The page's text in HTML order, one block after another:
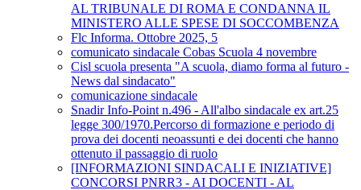
AL TRIBUNALE DI ROMA E CONDANNA IL
MINISTERO ALLE SPESE DI SOCCOMBENZA
Flc Informa. Ottobre 2025, 5
comunicato sindacale Cobas Scuola 4 novembre
Cisl scuola presenta "A scuola, diamo forma al futuro -
News dal sindacato"
comunicazione sindacale
Snadir Info-Point n.496 - All'albo sindacale ex art.25
legge 300/1970.Percorso di formazione e periodo di
prova dei docenti neoassunti e dei docenti che hanno
ottenuto il passaggio di ruolo
[INFORMAZIONI SINDACALI E INIZIATIVE]
CONCORSI PNRR3 - AI DOCENTI - AL